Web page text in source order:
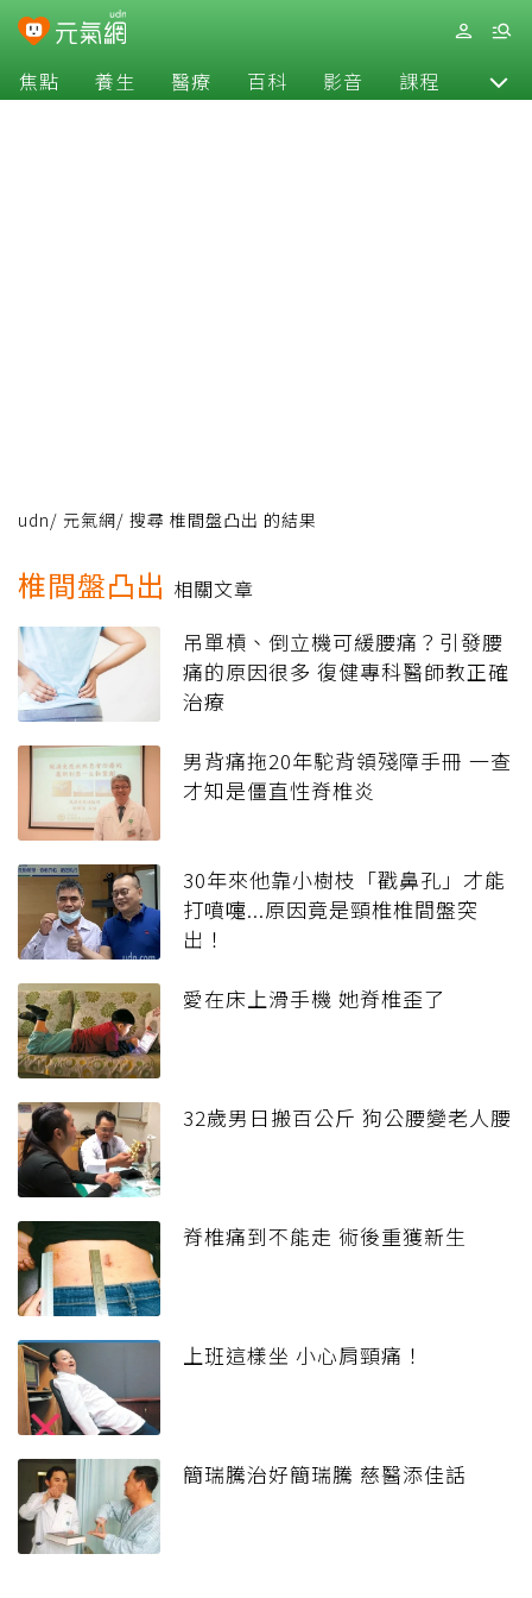
焦點 養生 醫療 百科 影音 課程 退休
udn/ 元氣網/ 搜尋 椎間盤凸出 的結果
椎間盤凸出 相關文章
吊單槓、倒立機可緩腰痛？引發腰
痛的原因很多 復健專科醫師教正確
治療
男背痛拖20年駝背領殘障手冊 一查
才知是僵直性脊椎炎
30年來他靠小樹枝「戳鼻孔」才能
打噴嚏...原因竟是頸椎椎間盤突
出！
愛在床上滑手機 她脊椎歪了
32歲男日搬百公斤 狗公腰變老人腰
脊椎痛到不能走 術後重獲新生
上班這樣坐 小心肩頸痛！
簡瑞騰治好簡瑞騰 慈醫添佳話